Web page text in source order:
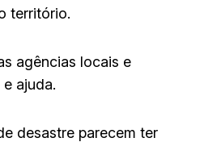
território.
agências locais e
ajuda.
desastre parecem ter